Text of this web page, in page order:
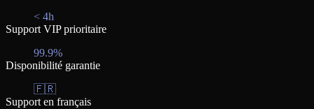
< 4h
Support VIP prioritaire
99.9%
Disponibilité garantie
🇫🇷
Support en français